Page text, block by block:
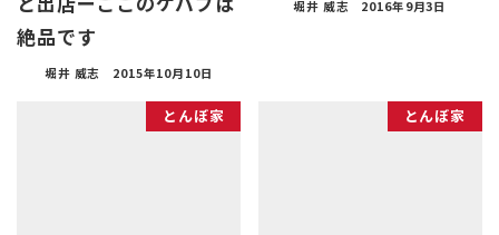
絶品です
堀井 威志 2015年10月10日
堀井 威志 2016年9月3日
とんぼ家 とんぼ家